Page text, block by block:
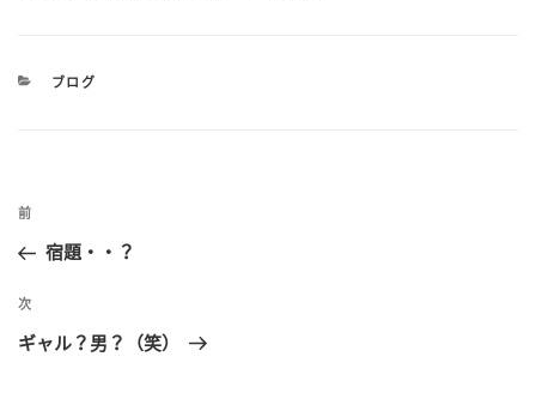
カ
ブログ
投
稿
ビ
ゲ
過
去
投
稿
前
宿題・・？
次
の
次
ギャル？男？（笑）